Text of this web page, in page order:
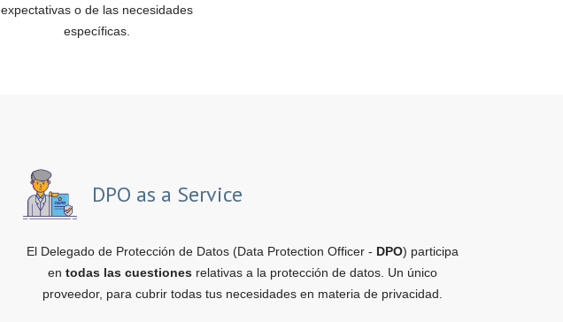
expectativas o de las necesidades
específicas.
DPO as a Service
El Delegado de Protección de Datos (Data Protection Officer - DPO) participa
en todas las cuestiones relativas a la protección de datos. Un único
proveedor, para cubrir todas tus necesidades en materia de privacidad.